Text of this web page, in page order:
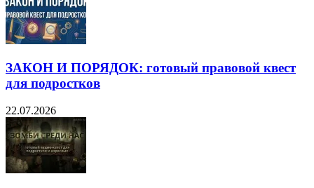
ЗАКОН И ПОРЯДОК: готовый правовой квест
для подростков
22.07.2026